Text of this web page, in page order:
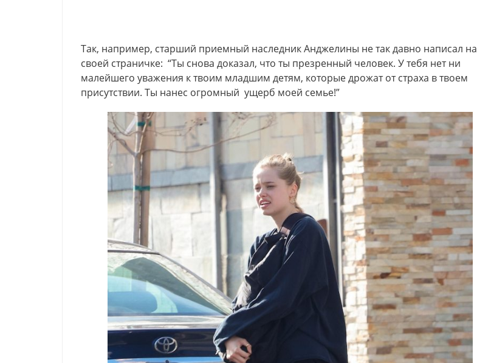
Так, например, старший приемный наследник Анджелины не так давно написал на
своей страничке: “Ты снова доказал, что ты презренный человек. У тебя нет ни
малейшего уважения к твоим младшим детям, которые дрожат от страха в твоем
присутствии. Ты нанес огромный ущерб моей семье!”